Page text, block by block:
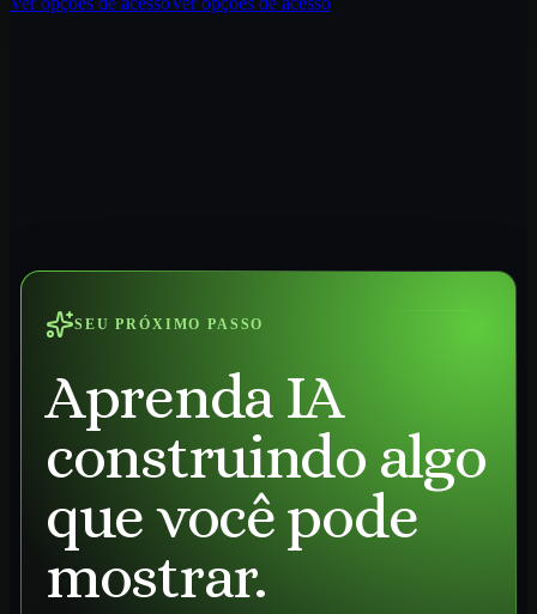
SEU PRÓXIMO PASSO
Aprenda IA
construindo algo
que você pode
mostrar.